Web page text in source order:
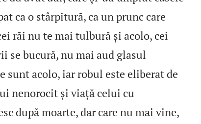
ca o stârpitură, ca un prunc care
răi nu te mai tulbură și acolo, cei
se bucură, nu mai aud glasul
sunt acolo, iar robul este eliberat de
nenorocit și viață celui cu
după moarte, dar care nu mai vine,